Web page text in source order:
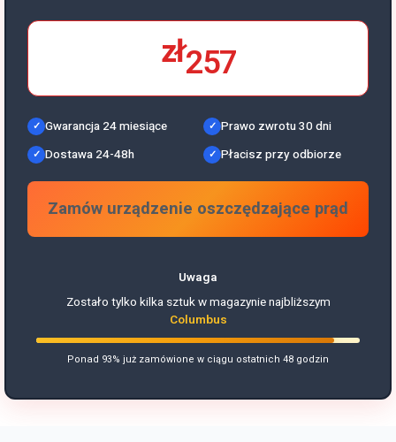
zł257
Gwarancja 24 miesiące
Prawo zwrotu 30 dni
Dostawa 24-48h
Płacisz przy odbiorze
Zamów urządzenie oszczędzające prąd
Uwaga
Zostało tylko kilka sztuk w magazynie najbliższym
Columbus
Ponad 93% już zamówione w ciągu ostatnich 48 godzin